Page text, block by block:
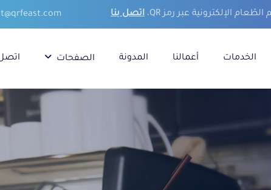
اتصل بنا
الخدمات أعمالنا المدونة الصفحات